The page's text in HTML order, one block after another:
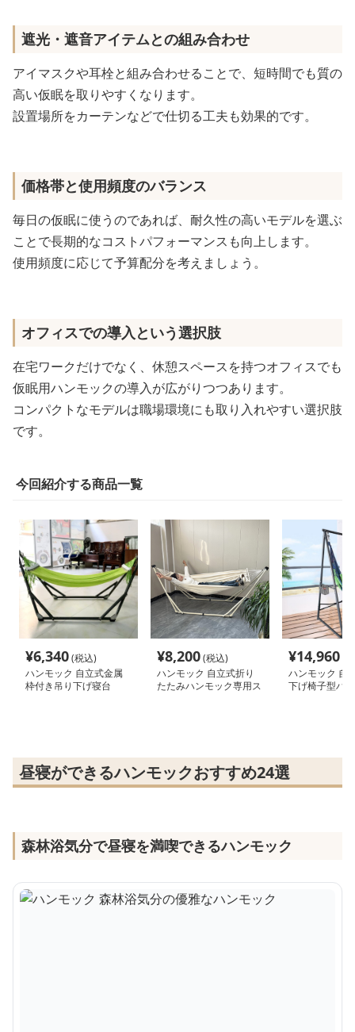
遮光・遮音アイテムとの組み合わせ
アイマスクや耳栓と組み合わせることで、短時間でも質の
高い仮眠を取りやすくなります。
設置場所をカーテンなどで仕切る工夫も効果的です。
価格帯と使用頻度のバランス
毎日の仮眠に使うのであれば、耐久性の高いモデルを選ぶ
ことで長期的なコストパフォーマンスも向上します。
使用頻度に応じて予算配分を考えましょう。
オフィスでの導入という選択肢
在宅ワークだけでなく、休憩スペースを持つオフィスでも
仮眠用ハンモックの導入が広がりつつあります。
コンパクトなモデルは職場環境にも取り入れやすい選択肢
です。
今回紹介する商品一覧
¥6,340(税込)
ハンモック 自立式金属
枠付き吊り下げ寝台
¥8,200(税込)
ハンモック 自立式折り
たたみハンモック専用ス
¥14,960
ハンモック 自
下げ椅子型ハ
昼寝ができるハンモックおすすめ24選
森林浴気分で昼寝を満喫できるハンモック